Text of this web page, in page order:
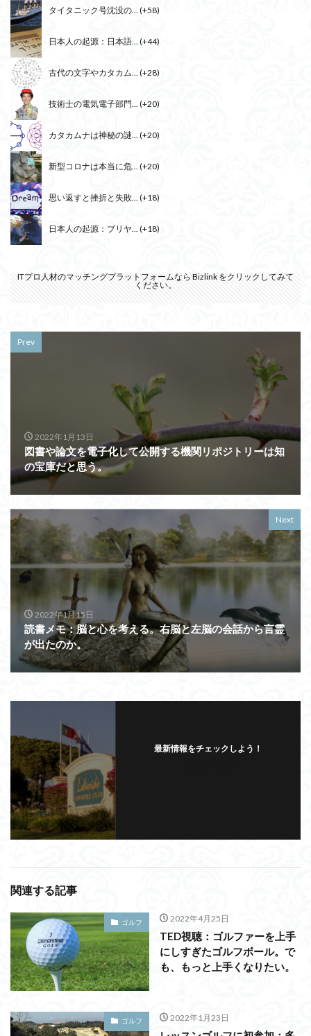
タイタニック号沈没の... +58
日本人の起源：日本語... +44
古代の文字やカタカム... +28
技術士の電気電子部門... +20
カタカムナは神秘の謎... +20
新型コロナは本当に危... +20
思い返すと挫折と失敗... +18
日本人の起源：ブリヤ... +18
ITプロ人材のマッチングプラットフォームなら Bizlink をクリックしてみて
ください。
Prev
2022年1月13日
図書や論文を電子化して公開する機関リポジトリーは知
の宝庫だと思う。
Next
2022年1月15日
読書メモ：脳と心を考える。右脳と左脳の会話から言霊
が出たのか。
最新情報をチェックしよう！
関連する記事
ゴルフ 2022年4月25日
TED視聴：ゴルファーを上手
にしすぎたゴルフボール。で
も、もっと上手くなりたい。
ゴルフ 2022年1月23日